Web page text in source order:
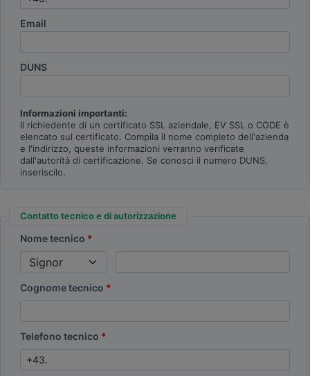
Email
DUNS
Informazioni importanti:
Il richiedente di un certificato SSL aziendale, EV SSL o CODE è
elencato sul certificato. Compila il nome completo dell'azienda
e l'indirizzo, queste informazioni verranno verificate
dall'autorità di certificazione. Se conosci il numero DUNS,
inseriscilo.
Contatto tecnico e di autorizzazione
Nome tecnico
Cognome tecnico
Telefono tecnico